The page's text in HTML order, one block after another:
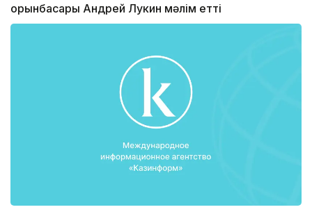
орынбасары Андрей Лукин мәлім етті